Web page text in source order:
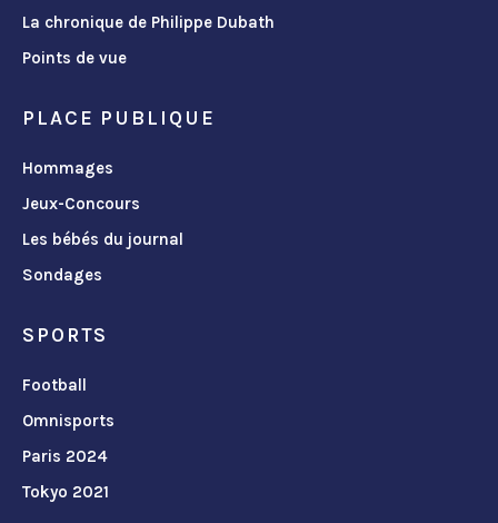
La chronique de Philippe Dubath
Points de vue
PLACE PUBLIQUE
Hommages
Jeux-Concours
Les bébés du journal
Sondages
SPORTS
Football
Omnisports
Paris 2024
Tokyo 2021